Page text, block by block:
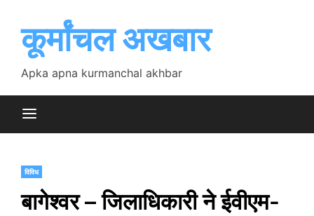
contentकूर्मांचल अखबार
Apka apna kurmanchal akhbar
विविध
बागेश्वर – जिलाधिकारी ने ईवीएम-